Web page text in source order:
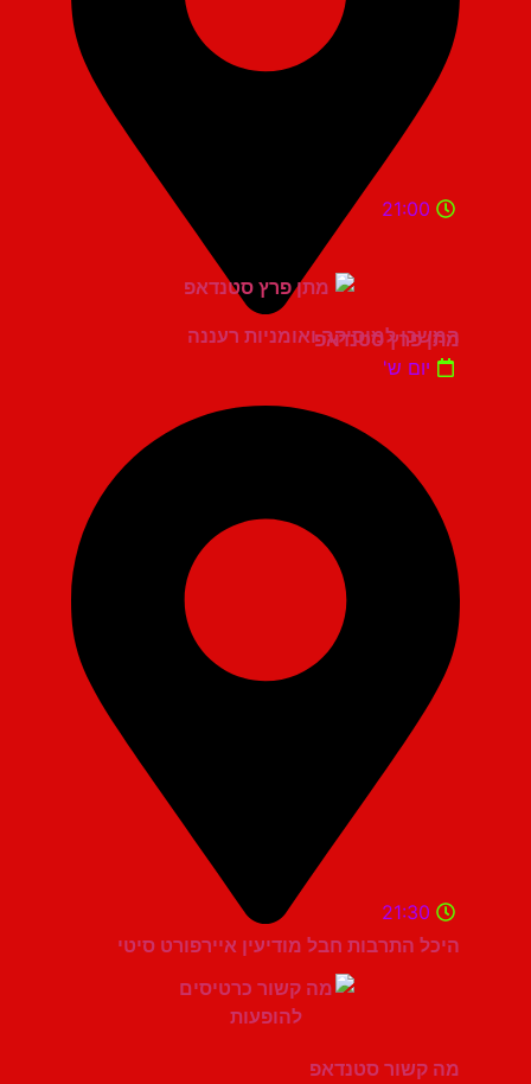
המשכן למוסיקה ואומניות רעננה
21:00
מתן פרץ סטנדאפ
יום ש'
היכל התרבות חבל מודיעין איירפורט סיטי
21:30
מה קשור סטנדאפ